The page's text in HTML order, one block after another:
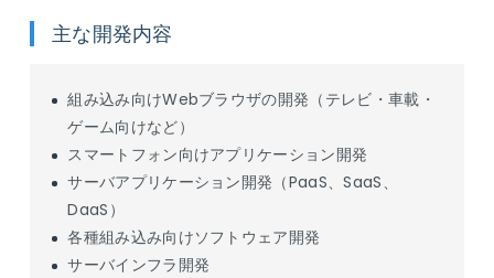
主な開発内容
組み込み向けWebブラウザの開発（テレビ・車載・
ゲーム向けなど）
スマートフォン向けアプリケーション開発
サーバアプリケーション開発（PaaS、SaaS、
DaaS）
各種組み込み向けソフトウェア開発
サーバインフラ開発